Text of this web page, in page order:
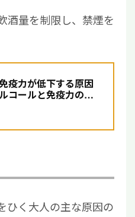
酒量を制限し、禁煙を
疫力が低下する原因
コールと免疫力の関
ひく大人の主な原因の